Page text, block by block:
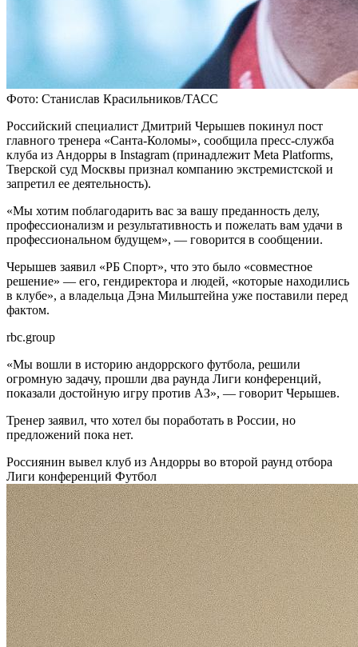
Фото: Станислав Красильников/ТАСС
Российский специалист Дмитрий Черышев покинул пост
главного тренера «Санта-Коломы», сообщила пресс-служба
клуба из Андорры в Instagram (принадлежит Meta Platforms,
Тверской суд Москвы признал компанию экстремистской и
запретил ее деятельность).
«Мы хотим поблагодарить вас за вашу преданность делу,
профессионализм и результативность и пожелать вам удачи в
профессиональном будущем», — говорится в сообщении.
Черышев заявил «РБ Спорт», что это было «совместное
решение» — его, гендиректора и людей, «которые находились
в клубе», а владельца Дэна Мильштейна уже поставили перед
фактом.
rbc.group
«Мы вошли в историю андоррского футбола, решили
огромную задачу, прошли два раунда Лиги конференций,
показали достойную игру против АЗ», — говорит Черышев.
Тренер заявил, что хотел бы поработать в России, но
предложений пока нет.
Россиянин вывел клуб из Андорры во второй раунд отбора
Лиги конференций Футбол